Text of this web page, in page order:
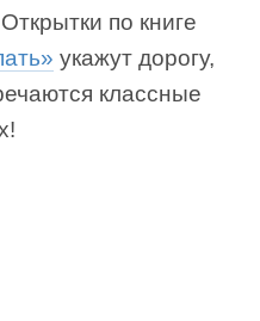
по книге
укажут дорогу,
классные